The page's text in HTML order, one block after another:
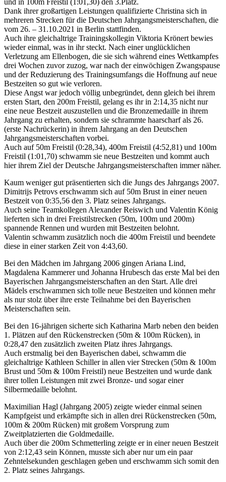
Dank ihrer großartigen Leistungen qualifizierte Christina sich in
mehreren Strecken für die Deutschen Jahrgangsmeisterschaften, die
vom 26. – 31.10.2021 in Berlin stattfinden.
Auch ihre gleichaltrige Trainingskollegin Viktoria Krönert bewies
wieder einmal, was in ihr steckt. Nach einer unglücklichen
Verletzung am Ellenbogen, die sie sich während eines Wettkampfes
drei Wochen zuvor zuzog, war nach der einwöchigen Zwangspause
und der Reduzierung des Trainingsumfangs die Hoffnung auf neue
Bestzeiten so gut wie verloren.
Diese Angst war jedoch völlig unbegründet, denn gleich bei ihrem
ersten Start, den 200m Freistil, gelang es ihr in 2:14,35 nicht nur
eine neue Bestzeit auszustellen und die Bronzemedaille in ihrem
Jahrgang zu erhalten, sondern sie schrammte haarscharf als 26.
(erste Nachrückerin) in ihrem Jahrgang an den Deutschen
Jahrgangsmeisterschaften vorbei.
Auch auf 50m Freistil (0:28,34), 400m Freistil (4:52,81) und 100m
Freistil (1:01,70) schwamm sie neue Bestzeiten und kommt auch
hier ihrem Ziel der Deutsche Jahrgangsmeisterschaften immer näher.
Kaum weniger gut präsentierten sich die Jungs des Jahrgangs 2007.
Dimitrijs Petrovs erschwamm sich auf 50m Brust in einer neuen
Bestzeit von 0:35,56 den 3. Platz seines Jahrgangs.
Auch seine Teamkollegen Alexander Reiswich und Valentin König
lieferten sich in drei Freistilstrecken (50m, 100m und 200m)
spannende Rennen und wurden mit Bestzeiten belohnt.
Valentin schwamm zusätzlich noch die 400m Freistil und beendete
diese in einer starken Zeit von 4:43,60.
Bei den Mädchen im Jahrgang 2006 gingen Ariana Lind,
Magdalena Kammerer und Johanna Hrubesch das erste Mal bei den
Bayerischen Jahrgangsmeisterschaften an den Start. Alle drei
Mädels erschwammen sich tolle neue Bestzeiten und können mehr
als nur stolz über ihre erste Teilnahme bei den Bayerischen
Meisterschaften sein.
Bei den 16-jährigen sicherte sich Katharina Marb neben den beiden
1. Plätzen auf den Rückenstrecken (50m & 100m Rücken), in
0:28,47 den zusätzlich zweiten Platz ihres Jahrgangs.
Auch erstmalig bei den Bayerischen dabei, schwamm die
gleichaltrige Kathleen Schiller in allen vier Strecken (50m & 100m
Brust und 50m & 100m Freistil) neue Bestzeiten und wurde dank
ihrer tollen Leistungen mit zwei Bronze- und sogar einer
Silbermedaille belohnt.
Maximilian Hagl (Jahrgang 2005) zeigte wieder einmal seinen
Kampfgeist und erkämpfte sich in allen drei Rückenstrecken (50m,
100m & 200m Rücken) mit großem Vorsprung zum
Zweitplatzierten die Goldmedaille.
Auch über die 200m Schmetterling zeigte er in einer neuen Bestzeit
von 2:12,43 sein Können, musste sich aber nur um ein paar
Zehntelsekunden geschlagen geben und erschwamm sich somit den
2. Platz seines Jahrgangs.